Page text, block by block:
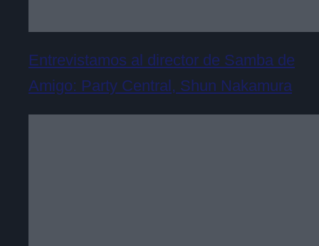
Entrevistamos al director de Samba de
Amigo: Party Central, Shun Nakamura